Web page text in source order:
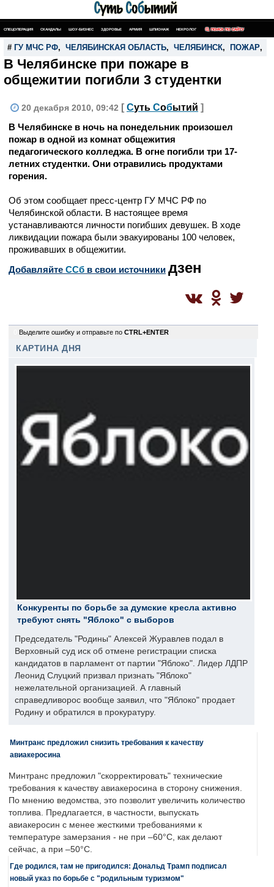
СПЕЦОПЕРАЦИЯ СКАНДАЛЫ ШОУ-БИЗНЕС ЗДОРОВЬЕ АРМИЯ ШПИОНАЖ НЕКРОЛОГ ПОИСК ПО САЙТУ
# ГУ МЧС РФ, ЧЕЛЯБИНСКАЯ ОБЛАСТЬ, ЧЕЛЯБИНСК, ПОЖАР,
В Челябинске при пожаре в
общежитии погибли 3 студентки
20 декабря 2010, 09:42 [ Суть Событий ]
В Челябинске в ночь на понедельник произошел
пожар в одной из комнат общежития
педагогического колледжа. В огне погибли три 17-
летних студентки. Они отравились продуктами
горения.
Об этом сообщает пресс-центр ГУ МЧС РФ по
Челябинской области. В настоящее время
устанавливаются личности погибших девушек. В ходе
ликвидации пожара были эвакуированы 100 человек,
проживавших в общежитии.
Добавляйте CСб в свои источники дзен
Выделите ошибку и отправьте по CTRL+ENTER
КАРТИНА ДНЯ
Конкуренты по борьбе за думские кресла активно
требуют снять "Яблоко" с выборов
Председатель "Родины" Алексей Журавлев подал в
Верховный суд иск об отмене регистрации списка
кандидатов в парламент от партии "Яблоко". Лидер ЛДПР
Леонид Слуцкий призвал признать "Яблоко"
нежелательной организацией. А главный
справедливорос вообще заявил, что "Яблоко" продает
Родину и обратился в прокуратуру.
Минтранс предложил снизить требования к качеству
авиакеросина
Минтранс предложил "скорректировать" технические
требования к качеству авиакеросина в сторону снижения.
По мнению ведомства, это позволит увеличить количество
топлива. Предлагается, в частности, выпускать
авиакеросин с менее жесткими требованиями к
температуре замерзания - не при –60°C, как делают
сейчас, а при –50°C.
Где родился, там не пригодился: Дональд Трамп подписал
новый указ по борьбе с "родильным туризмом"